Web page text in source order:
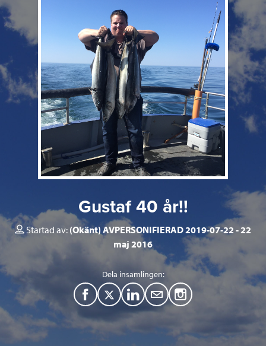
Gustaf 40 år!!
Startad av: (Okänt) AVPERSONIFIERAD 2019-07-22 22
maj 2016
Dela insamlingen:
F
a
T
w
L
M